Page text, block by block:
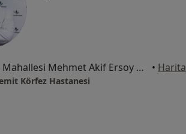
Eroğlan Mahallesi Mehmet Akif Ersoy Caddesi No:1, Edremit • Harita
Körfez Hastanesi